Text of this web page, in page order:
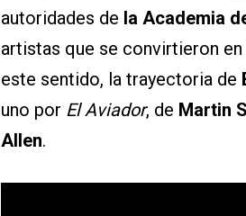
autoridades de la Academia
artistas que se convirtieron en
este sentido, la trayectoria de
uno por El Aviador, de Martin
Allen.